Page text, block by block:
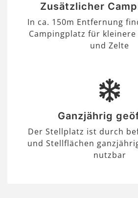
Zusätzlicher
In ca. 150m Entfernung
Campingplatz für
und Zelte
Ganzjährig
Der Stellplatz ist durch
und Stellflächen
nutzbar